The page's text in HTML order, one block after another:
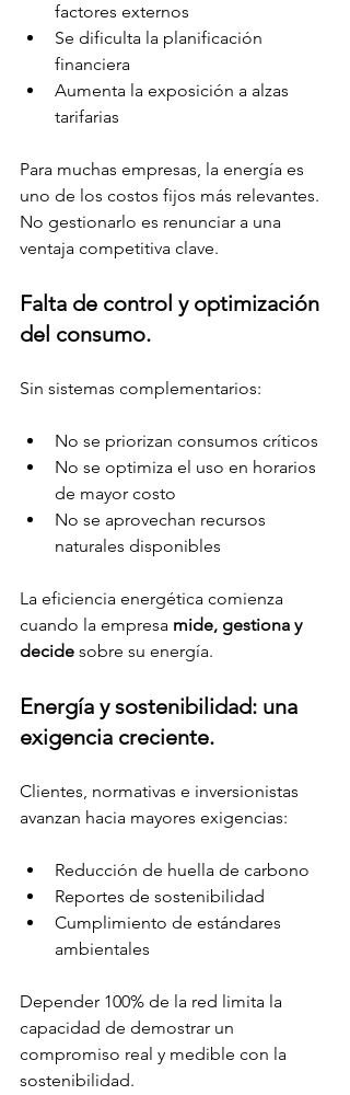
factores externos
Se dificulta la planificación
financiera
Aumenta la exposición a alzas
tarifarias
Para muchas empresas, la energía es
uno de los costos fijos más relevantes.
No gestionarlo es renunciar a una
ventaja competitiva clave.
Falta de control y optimización
del consumo.
Sin sistemas complementarios:
No se priorizan consumos críticos
No se optimiza el uso en horarios
de mayor costo
No se aprovechan recursos
naturales disponibles
La eficiencia energética comienza
cuando la empresa mide, gestiona y
decide sobre su energía.
Energía y sostenibilidad: una
exigencia creciente.
Clientes, normativas e inversionistas
avanzan hacia mayores exigencias:
Reducción de huella de carbono
Reportes de sostenibilidad
Cumplimiento de estándares
ambientales
Depender 100% de la red limita la
capacidad de demostrar un
compromiso real y medible con la
sostenibilidad.